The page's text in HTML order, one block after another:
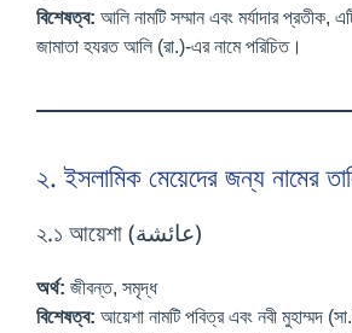
বিশেষত্ব: আলি নামটি সম্মান এবং মর্যাদার প্রতীক,
জামাতা হযরত আলি (রা.)-এর নামে পরিচিত।
২. ইসলামিক মেয়েদের জন্য নামের
২.১ আয়েশা (عائشة)
অর্থ: জীবন্ত, সমৃদ্ধ
বিশেষত্ব: আয়েশা নামটি পবিত্র এবং নবী মুহাম্মদ